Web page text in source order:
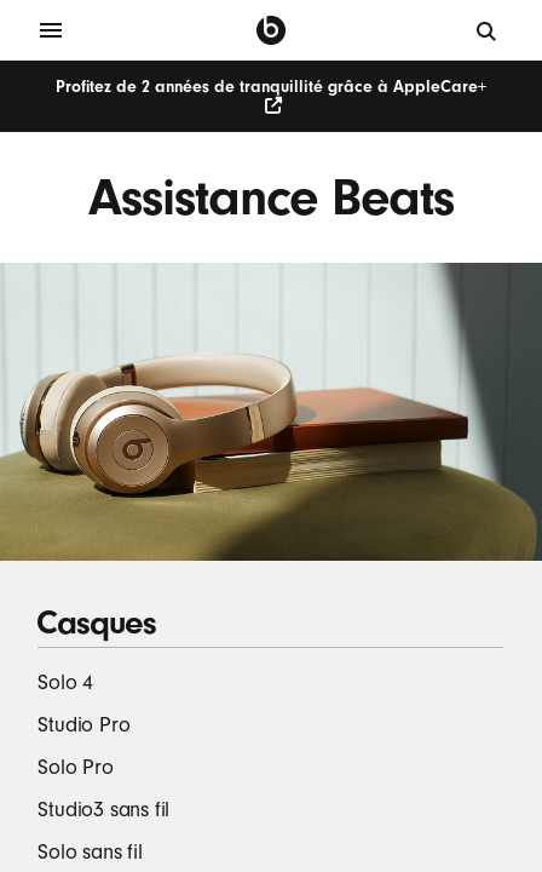
Profitez de 2 années de tranquillité grâce à AppleCare+
Assistance Beats
Casques
Solo 4
Studio Pro
Solo Pro
Studio3 sans fil
Solo sans fil